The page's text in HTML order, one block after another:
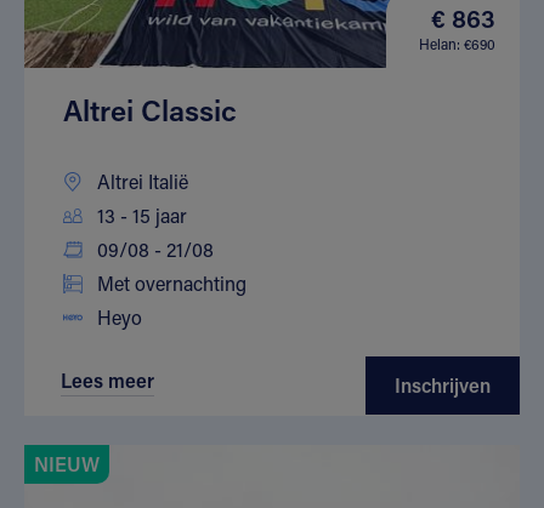
€ 863
Helan: €690
Altrei Classic
Altrei Italië
13 - 15 jaar
09/08 - 21/08
Met overnachting
Heyo
Lees meer Inschrijven
NIEUW